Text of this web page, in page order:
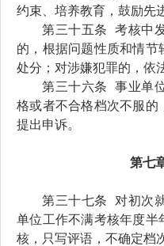
约束、培养教育，鼓励先
第三十五条
考核中
的， 根据问题性质和情节
处分 ； 对涉嫌犯罪的 ， 依
第三十六条 事业单
格或者不合格档次不服的
提出申诉。
第七
第三十七条 对初次
单位工作不满考核年度半
核，只写评语，不确定档